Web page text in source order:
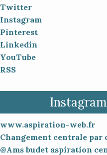
Twitter
Instagram
Pinterest
Linkedin
YouTube
RSS
Instagram
www.aspiration-web.fr